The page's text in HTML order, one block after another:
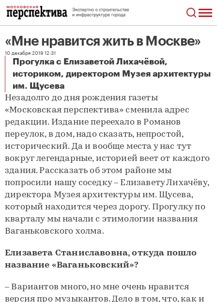
«Мне нравится жить в Москве»
10 декабря 2019 12:31
Прогулка с Елизаветой Лихачёвой,
историком, директором Музея архитектуры
им. Щусева
«Мне нравится жить в Москве»
Незадолго до дня рождения газеты
«Московская перспектива» сменила адрес
редакции. Издание переехало в Романов
переулок, в дом, надо сказать, непростой,
исторический. Да и вообще места у нас тут
вокруг легендарные, историей веет от каждого
здания. Рассказать об этом районе мы
попросили нашу соседку – Елизавету Лихачёву,
директора Музея архитектуры им. Щусева,
который находится через дорогу. Прогулку по
кварталу мы начали с этимологии названия
Ваганьковского холма.
Елизавета Станиславовна, откуда пошло
название «Ваганьковский»?
– Вариантов много, но мне очень нравится
версия про музыкантов. Дело в том, что, как и